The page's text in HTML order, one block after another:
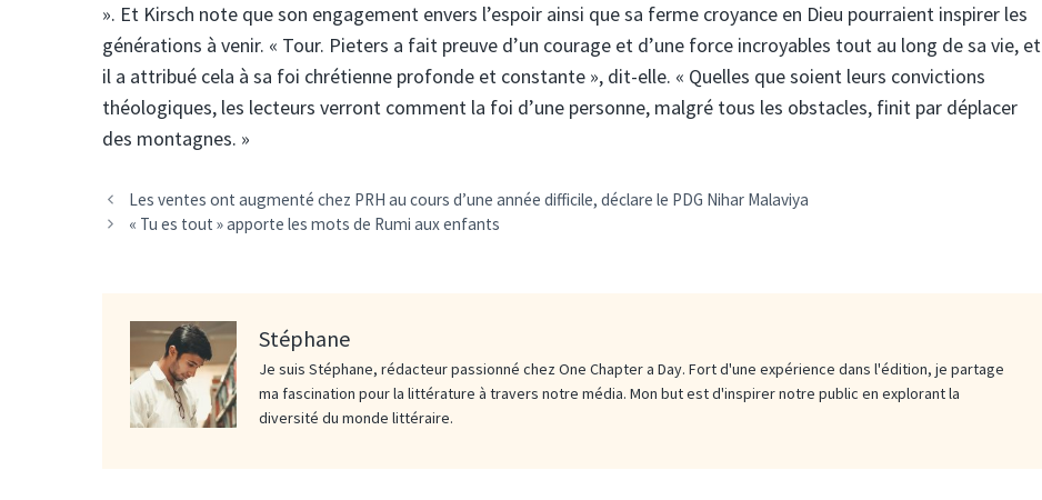
». Et Kirsch note que son engagement envers l’espoir ainsi que sa ferme croyance en Dieu pourraient inspirer les
générations à venir. « Tour. Pieters a fait preuve d’un courage et d’une force incroyables tout au long de sa vie, et
il a attribué cela à sa foi chrétienne profonde et constante », dit-elle. « Quelles que soient leurs convictions
théologiques, les lecteurs verront comment la foi d’une personne, malgré tous les obstacles, finit par déplacer
des montagnes. »
Les ventes ont augmenté chez PRH au cours d’une année difficile, déclare le PDG Nihar Malaviya
« Tu es tout » apporte les mots de Rumi aux enfants
Stéphane
Je suis Stéphane, rédacteur passionné chez One Chapter a Day. Fort d'une expérience dans l'édition, je partage
ma fascination pour la littérature à travers notre média. Mon but est d'inspirer notre public en explorant la
diversité du monde littéraire.